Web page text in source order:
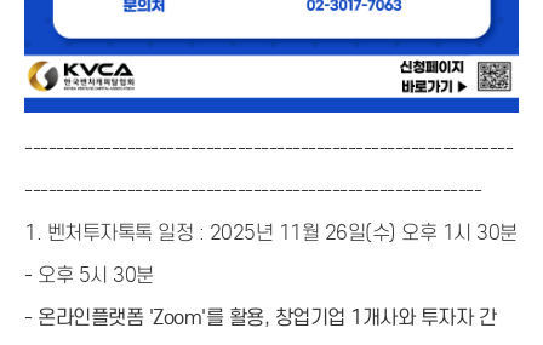
--------------------------------------------------------------
----------------------------------------------------------
1. 벤처투자톡톡 일정 : 2025년 11월 26일(수) 오후 1시 30분
- 오후 5시 30분
- 온라인플랫폼 'Zoom'를 활용, 창업기업 1개사와 투자자 간